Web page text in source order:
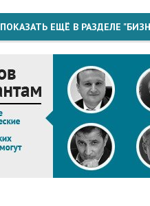
ПОКАЗАТЬ ЕЩЁ В РАЗДЕЛЕ